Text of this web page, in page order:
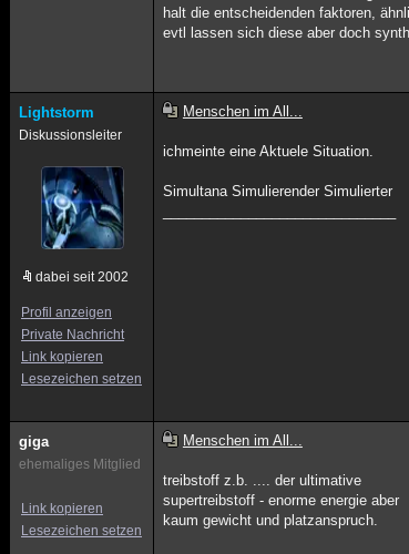
halt die entscheidenden faktoren,
evtl lassen sich diese aber doch
Lightstorm
Diskussionsleiter
dabei seit 2002
Profil anzeigen
Private Nachricht
Link kopieren
Lesezeichen setzen
Menschen im All...
ichmeinte eine Aktuele Situation.
Simultana Simulierender Simulierter
giga
ehemaliges Mitglied
Link kopieren
Lesezeichen setzen
Menschen im All...
treibstoff z.b. .... der ultimative
supertreibstoff - enorme energie aber
kaum gewicht und platzanspruch.